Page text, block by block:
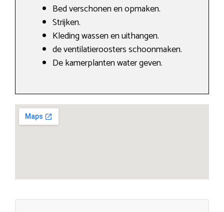
Bed verschonen en opmaken.
Strijken.
Kleding wassen en uithangen.
de ventilatieroosters schoonmaken.
De kamerplanten water geven.